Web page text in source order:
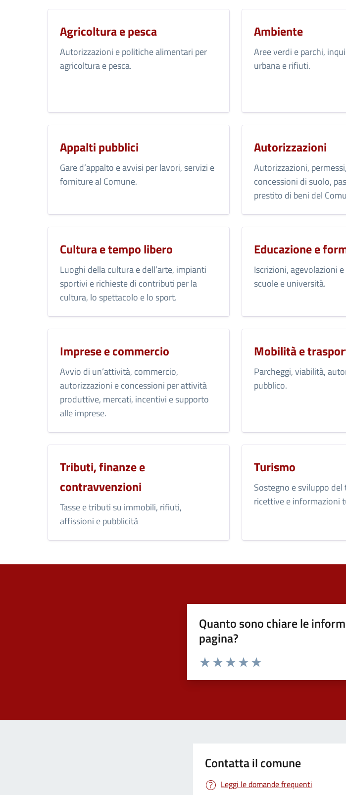
Agricoltura e pesca
Autorizzazioni e politiche alimentari per
agricoltura e pesca.
Ambiente
Aree verdi e parchi,
urbana e rifiuti.
Appalti pubblici
Gare d’appalto e avvisi per lavori, servizi e
forniture al Comune.
Autorizzazioni
Autorizzazioni,
concessioni di suolo,
prestito di beni del
Cultura e tempo libero
Luoghi della cultura e dell’arte, impianti
sportivi e richieste di contributi per la
cultura, lo spettacolo e lo sport.
Educazione e
Iscrizioni, agevolazioni
scuole e università.
Imprese e commercio
Avvio di un’attività, commercio,
autorizzazioni e concessioni per attività
produttive, mercati, incentivi e supporto
alle imprese.
Mobilità e
Parcheggi, viabilità,
pubblico.
Tributi, finanze e
contravvenzioni
Tasse e tributi su immobili, rifiuti,
affissioni e pubblicità
Turismo
Sostegno e sviluppo
ricettive e informazioni
Quanto sono chiare le
pagina?
Contatta il comune
Leggi le domande frequenti